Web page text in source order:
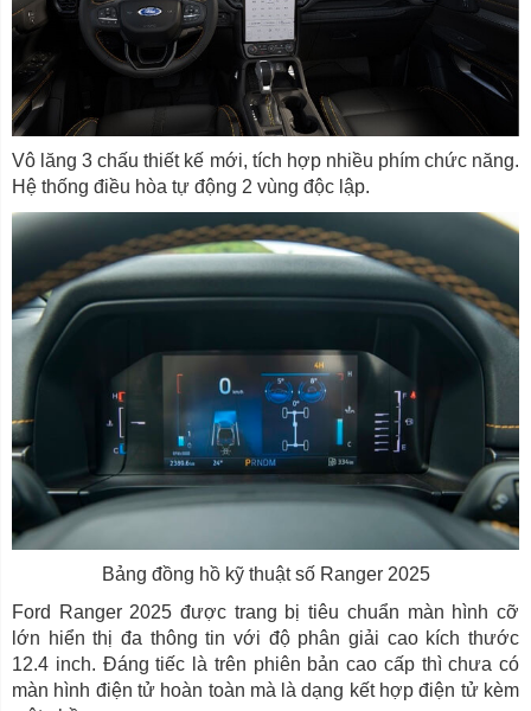
Vô lăng 3 chấu thiết kế mới, tích hợp nhiều phím chức năng.
Hệ thống điều hòa tự động 2 vùng độc lập.
Bảng đồng hồ kỹ thuật số Ranger 2025
Ford Ranger 2025 được trang bị tiêu chuẩn màn hình cỡ
lớn hiển thị đa thông tin với độ phân giải cao kích thước
12.4 inch. Đáng tiếc là trên phiên bản cao cấp thì chưa có
màn hình điện tử hoàn toàn mà là dạng kết hợp điện tử kèm